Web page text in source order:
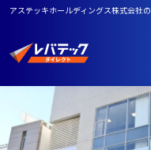
アステッキホールディングス株式会社